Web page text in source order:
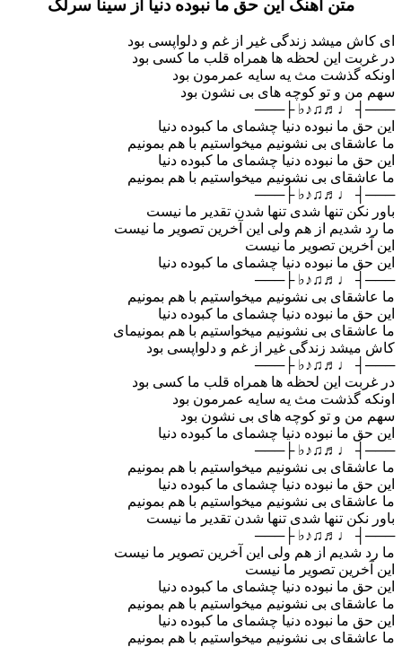
متن آهنگ این حق ما نبوده دنیا از سینا سرلک
ای کاش میشد زندگی غیر از غم و دلواپسی بود
در غربت این لحظه ها همراه قلب ما کسی بود
اونکه گذشت مث یه سایه عمرمون بود
سهم من و تو کوچه های بی نشون بود
───┤ ♩♬♫♪♭ ├───
این حق ما نبوده دنیا چشمای ما کبوده دنیا
ما عاشقای بی نشونیم میخواستیم با هم بمونیم
این حق ما نبوده دنیا چشمای ما کبوده دنیا
ما عاشقای بی نشونیم میخواستیم با هم بمونیم
───┤ ♩♬♫♪♭ ├───
باور نکن تنها شدی تنها شدن تقدیر ما نیست
ما رد شدیم از هم ولی این آخرین تصویر ما نیست
این آخرین تصویر ما نیست
این حق ما نبوده دنیا چشمای ما کبوده دنیا
───┤ ♩♬♫♪♭ ├───
ما عاشقای بی نشونیم میخواستیم با هم بمونیم
این حق ما نبوده دنیا چشمای ما کبوده دنیا
ما عاشقای بی نشونیم میخواستیم با هم بمونیمای
کاش میشد زندگی غیر از غم و دلواپسی بود
───┤ ♩♬♫♪♭ ├───
در غربت این لحظه ها همراه قلب ما کسی بود
اونکه گذشت مث یه سایه عمرمون بود
سهم من و تو کوچه های بی نشون بود
این حق ما نبوده دنیا چشمای ما کبوده دنیا
───┤ ♩♬♫♪♭ ├───
ما عاشقای بی نشونیم میخواستیم با هم بمونیم
این حق ما نبوده دنیا چشمای ما کبوده دنیا
ما عاشقای بی نشونیم میخواستیم با هم بمونیم
باور نکن تنها شدی تنها شدن تقدیر ما نیست
───┤ ♩♬♫♪♭ ├───
ما رد شدیم از هم ولی این آخرین تصویر ما نیست
این آخرین تصویر ما نیست
این حق ما نبوده دنیا چشمای ما کبوده دنیا
ما عاشقای بی نشونیم میخواستیم با هم بمونیم
این حق ما نبوده دنیا چشمای ما کبوده دنیا
ما عاشقای بی نشونیم میخواستیم با هم بمونیم